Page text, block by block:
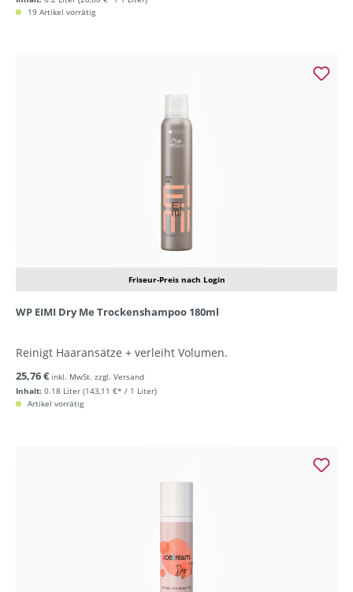
19 Artikel vorrätig
Friseur-Preis nach Login
WP EIMI Dry Me Trockenshampoo 180ml
Reinigt Haaransätze + verleiht Volumen.
Inhalt: 0.18 Liter (143,11 €* / 1 Liter)
25,76 € inkl. MwSt. zzgl. Versand
Artikel vorrätig